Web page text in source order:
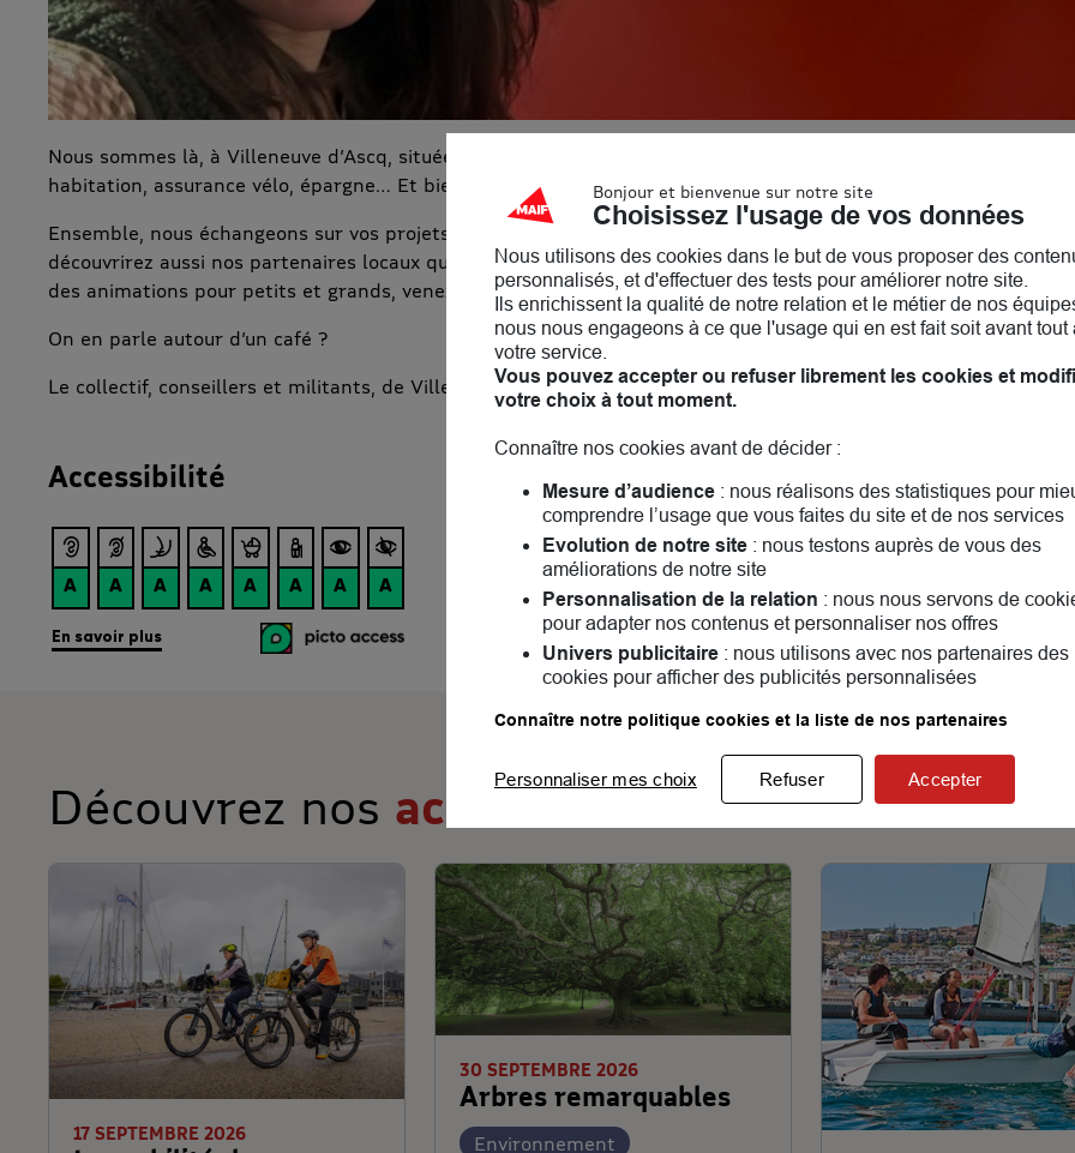
Nous sommes là, à Villeneuve d’Ascq, située face à la gendarmerie mobile, proche de chez vous, pour
habitation, assurance vélo, épargne… Et bien plus encore !
Ensemble, nous échangeons sur vos projets, votre famille, les moments importants de la vie. On parle
découvrirez aussi nos partenaires locaux qui s’engagent, comme nous, pour un monde plus responsable.
des animations pour petits et grands, venez y assister !
On en parle autour d’un café ?
Le collectif, conseillers et militants, de Villeneuve d’Ascq, a hâte de vous rencontrer ! A bientôt.
Accessibilité
Découvrez nos actualités & évènements
17 SEPTEMBRE 2026
30 SEPTEMBRE 2026
Arbres remarquables
Environnement
Bonjour et bienvenue sur notre site
Choisissez l'usage de vos données
Nous utilisons des cookies dans le but de vous proposer des
personnalisés, et d'effectuer des tests pour améliorer notre site.
Ils enrichissent la qualité de notre relation et le métier de nos
nous nous engageons à ce que l'usage qui en est fait soit avant tout
votre service.
Vous pouvez accepter ou refuser librement les cookies et
votre choix à tout moment.
Connaître nos cookies avant de décider :
Mesure d’audience : nous réalisons des statistiques pour
comprendre l’usage que vous faites du site et de nos services
Evolution de notre site : nous testons auprès de vous des
améliorations de notre site
Personnalisation de la relation : nous nous servons de
pour adapter nos contenus et personnaliser nos offres
Univers publicitaire : nous utilisons avec nos partenaires des
cookies pour afficher des publicités personnalisées
Connaître notre politique cookies et la liste de nos partenaires
Personnaliser mes choix Refuser Accepter